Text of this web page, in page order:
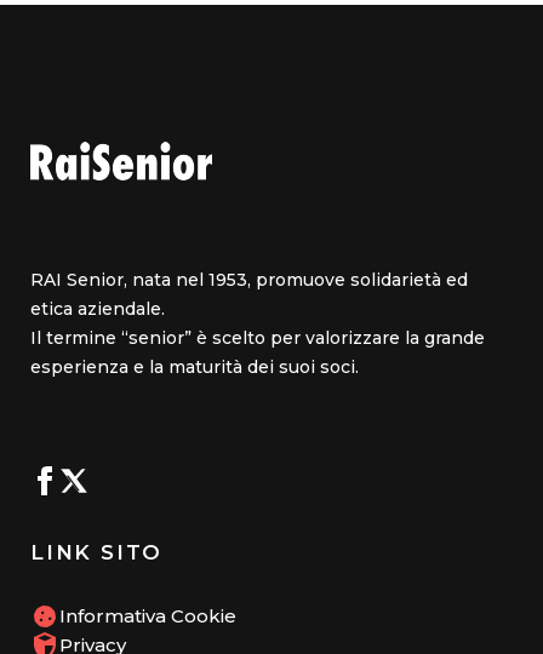
RAI Senior, nata nel 1953, promuove solidarietà ed
etica aziendale.
Il termine “senior” è scelto per valorizzare la grande
esperienza e la maturità dei suoi soci.
LINK SITO
Informativa Cookie
Privacy